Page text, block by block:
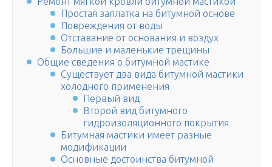
Простая заплатка на битумной основе
Повреждения от воды
Отставание от основания и воздух
Большие и маленькие трещины
Общие сведения о битумной мастике
Существует два вида битумной мастики
холодного применения
Первый вид
Второй вид битумного
гидроизоляционного покрытия
Битумная мастики имеет разные
модификации
Основные достоинства битумной